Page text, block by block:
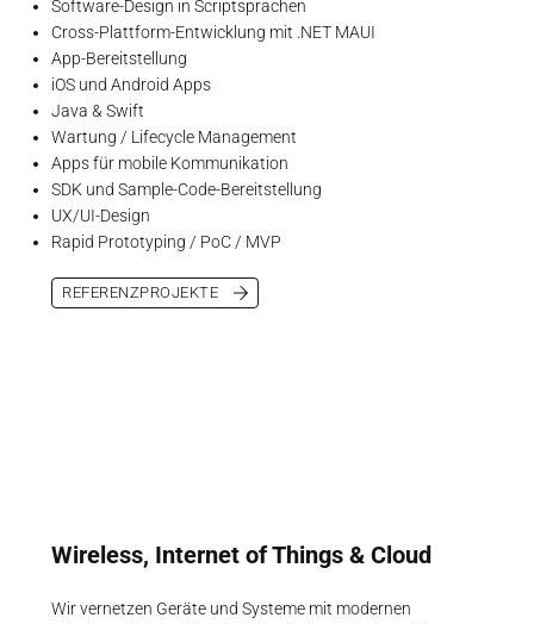
REFERENZPROJEKTE
Software-Design in Scriptsprachen
Cross-Plattform-Entwicklung mit .NET MAUI
App-Bereitstellung
iOS und Android Apps
Java & Swift
Wartung / Lifecycle Management
Apps für mobile Kommunikation
SDK und Sample-Code-Bereitstellung
UX/UI-Design
Rapid Prototyping / PoC / MVP
Wireless, Internet of Things & Cloud
Wir vernetzen Geräte und Systeme mit modernen